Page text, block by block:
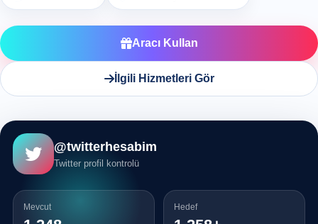
Aracı Kullan
İlgili Hizmetleri Gör
@twitterhesabim
Twitter profil kontrolü
Mevcut Hedef